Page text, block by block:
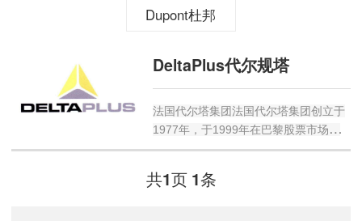
Dupont杜邦
DeltaPlus代尔规塔
法国代尔塔集团法国代尔塔集团创立于
1977年，于1999年在巴黎股票市场成
功上市。经过30多年的快速发展及所有
的不断扩大及提升，集团已经发展成为
共1页 1条